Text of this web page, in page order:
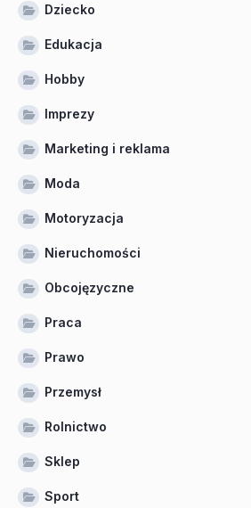
Dziecko
Edukacja
Hobby
Imprezy
Marketing i reklama
Moda
Motoryzacja
Nieruchomości
Obcojęzyczne
Praca
Prawo
Przemysł
Rolnictwo
Sklep
Sport